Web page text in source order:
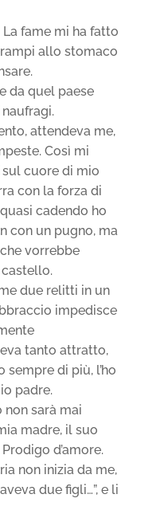
fame mi ha fatto
allo stomaco
da quel paese
attendeva me,
Così mi
cuore di mio
con la forza di
cadendo ho
con un pugno, ma
vorrebbe
due relitti in un
impedisce
tanto attratto,
di più, l’ho
padre.
non sarà mai
madre, il suo
d’amore.
non inizia da me,
due figli…”, e li